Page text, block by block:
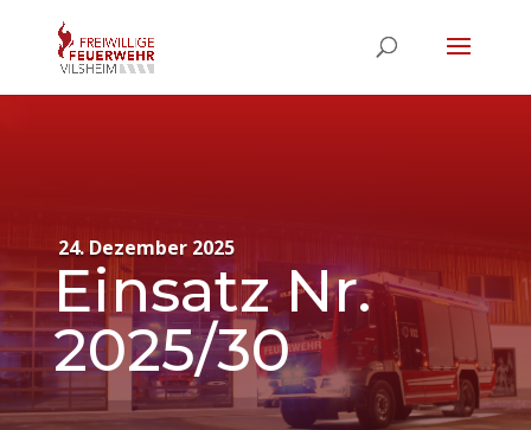
24. Dezember 2025
Einsatz Nr.
2025/30